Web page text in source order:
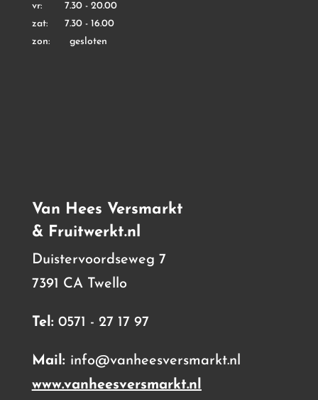
vr: 7.30 - 20.00
zat: 7.30 - 16.00
zon: gesloten
Van Hees Versmarkt
& Fruitwerkt.nl
Duistervoordseweg 7
7391 CA Twello
Tel: 0571 - 27 17 97
Mail: info@vanheesversmarkt.nl
www.vanheesversmarkt.nl